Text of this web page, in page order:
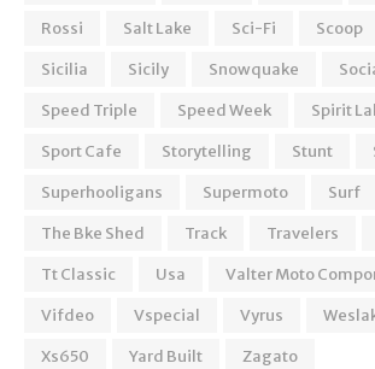
Rossi
Salt Lake Sci-Fi Scoop
Sicilia
Sicily Snowquake
Speed Triple
Speed Week
Spirit
Sport Cafe
Storytelling Stunt
Superhooligans
Supermoto Surf
The Bke Shed
Track Travelers
Tt Classic
Usa
Valter Moto
Vifdeo
Vspecial Vyrus
Xs650
Yard Built Zagato